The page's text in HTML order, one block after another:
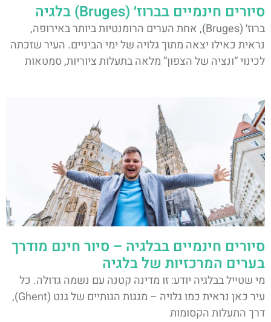
סיורים חינמיים בברוז׳ (Bruges) בלגיה
ברוז׳ (Bruges), אחת הערים הרומנטיות ביותר באירופה,
נראית כאילו יצאה מתוך גלויה של ימי הביניים. העיר שזכתה
לכינוי “ונציה של הצפון” מלאה בתעלות ציוריות, סמטאות
סיורים חינמיים בבלגיה – סיור חינם מודרך
בערים המרכזיות של בלגיה
מי שטייל בבלגיה יודע: זו מדינה קטנה עם נשמה גדולה. כל
עיר כאן נראית כמו גלויה – מגגות הגותיים של גנט (Ghent),
דרך התעלות הקסומות